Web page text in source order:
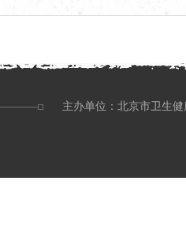
主办单位：北京市卫生